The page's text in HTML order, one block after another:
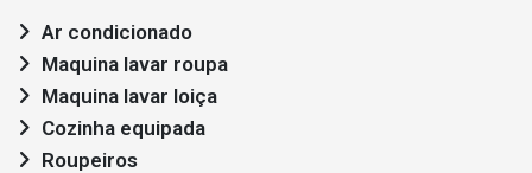
Ar condicionado
Maquina lavar roupa
Maquina lavar loiça
Cozinha equipada
Roupeiros